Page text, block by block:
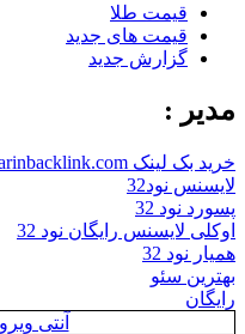
قیمت طلا
قیمت های جدید
گزارش جدید
مدیر :
خرید بک لینک behtarinbacklink.com
لایسنس نود32
پسورد نود 32
اوکلی لایسنس رایگان نود 32
همیار نود 32
بهترین سئو
رایگان
آنتی